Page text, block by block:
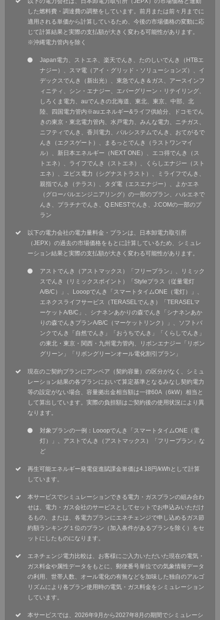
した燃料費・調達費の調整をしています。前月または前々月までに
適用される単価から計算しているため、今後の市場価格の変動に応
じて計算結果と実際の支払額が大きく変わる可能性があります。
※沖縄電力管内を除く
Japan電力、ストエネ、楽天でんき、たのしいでんき（HTBエ
ナジー）、スマ電（アイ・グリッド・ソリューションズ）、イ
デックスでんき（新出光）、東急でんき＆ガス、アースインフ
ィニティ、シン・エナジー、エバーグリーン・リテイリング、
しろくま電力、auでんきの北海道、東北、東京、中部、北
陸、四国電力管内※auエネルギー&ライフ供給分、ドコモでん
きの東京・東北電力管内、水戸電力、みんな電力、ニチガス、
ニフティでんき、香川電力、パルシステムでんき、おてがるで
んき（エクスゲート）、まるっとでんき（ラストワンマイ
ル）、新日本エネルギー（NEXT ONE）、エコ得でんき（ス
トエネ）、ライフでんき（ストエネ）、くらしエナジー（スト
エネ）、ヱビス電力（シグナストラスト）、ミライフでんき、
親指でんき（テラス）、タダ電（エスエナジー）、よかエネ
（グローバルエンジニアリング）の一部のプラン、ハルエネで
んき、プラチナでんき、Q.ENESTでんき、J:COMの一部のプ
ラン
以下の電力会社の電力量料金・プランは、日本卸電力取引所
（JEPX）の過去の市場価格をもとに計算しているため、シミュレ
ーション結果と実際の支払額が大きく変わる可能性があります。
アストでんき（アストマックス）「フリープラン」、リミック
スでんき（リミックスポイント）「Styleプラス（従量電灯
A/B/C）」、Looopでんき「スマートタイムONE（電灯）」、
エネクスライフサービス（TERASELでんき）「TERASELマ
ーケットA/B/C」、シナネンあかりの森でんき「シナネンあか
りの森でんきプランA/B/C（マーケットリンク）」、ソフトバ
ンクでんき「自然でんき」「おうちでんき」「くらしでんき」
の東北・東京・関西・九州電力管内、リボンエナジー「リボン
グリーン」「リボングリーンオール電化割引プラン」
現在のご契約プランにアンペア（契約容量）の区分がなく、シミュ
レーション結果の各プランにおいて算定基準となるみなし契約電力
等の設定がない場合、容量拠出金相当額は一律60A（6kW）相当と
して算出しています。実際の負担額はご契約後の使用状況により異
なります。
対象プランの一例：Looopでんき「スマートタイムONE（電
灯）」、アストでんき（アストマックス）「フリープラン」な
ど
再生可能エネルギー発電促進賦課金単価は4.18円/kWhとして計算
しています。
本サービスでシミュレーションできる電力・ガスプランの組み合わ
せは、電力・ガス会社のサービスとしてセットでお申込みいただけ
るもの、または、各電力プランにエネチェンジで申し込めるガス節
約額ランキング１位のプラン（加入条件があるプランを除く）をセ
ットにしたものになります。
エネチェンジ電力比較は、お客様にご入力いただいた現在の電気・
ガス料金や属性データをもとに、郵便番号単位での気象情報データ
の利用、世帯人数、オール電化の有無などを加味した独自のアルゴ
リズムにより各プラン使用時の電気・ガス料金をシミュレーション
しています。
本サービスでは、2026年9月から2027年8月の期間でシミュレーシ